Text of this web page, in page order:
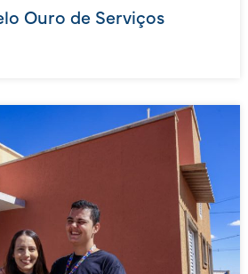
Ouro de Serviços